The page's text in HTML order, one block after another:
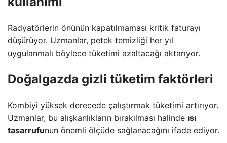
Radyatörlerin önünün kapatılmaması kritik faturayı
düşürüyor. Uzmanlar, petek temizliği her yıl
uygulanmalı böylece tüketimi azaltacağı aktarıyor.
Doğalgazda gizli tüketim faktörleri
Kombiyi yüksek derecede çalıştırmak tüketimi artırıyor.
Uzmanlar, bu alışkanlıkların bırakılması halinde ısı
tasarrufunun önemli ölçüde sağlanacağını ifade ediyor.